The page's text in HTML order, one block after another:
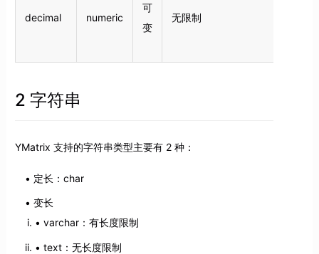
decimal numeric
可
变
无限制
2 字符串
YMatrix 支持的字符串类型主要有 2 种：
定长：char
变长
varchar：有长度限制
text：无长度限制